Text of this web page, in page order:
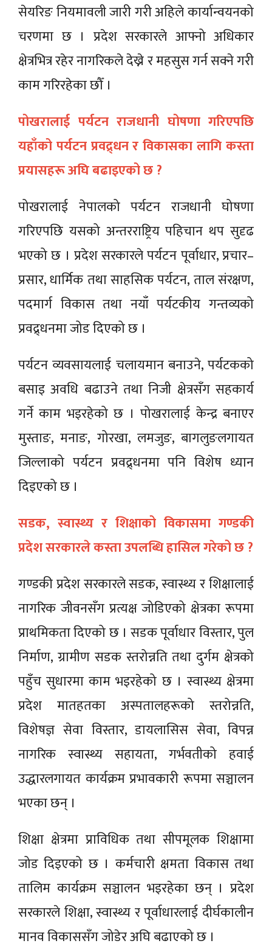
सेयरिङ नियमावली जारी गरी अहिले कार्यान्वयनको
चरणमा छ । प्रदेश सरकारले आफ्नो अधिकार
क्षेत्रभित्र रहेर नागरिकले देख्ने र महसुस गर्न सक्ने गरी
काम गरिरहेका छौँ ।
पोखरालाई पर्यटन राजधानी घोषणा गरिएपछि
यहाँको पर्यटन प्रवद्र्धन र विकासका लागि कस्ता
प्रयासहरू अघि बढाइएको छ ?
पोखरालाई नेपालको पर्यटन राजधानी घोषणा
गरिएपछि यसको अन्तरराष्ट्रिय पहिचान थप सुदृढ
भएको छ । प्रदेश सरकारले पर्यटन पूर्वाधार, प्रचार–
प्रसार, धार्मिक तथा साहसिक पर्यटन, ताल संरक्षण,
पदमार्ग विकास तथा नयाँ पर्यटकीय गन्तव्यको
प्रवद्र्धनमा जोड दिएको छ ।
पर्यटन व्यवसायलाई चलायमान बनाउने, पर्यटकको
बसाइ अवधि बढाउने तथा निजी क्षेत्रसँग सहकार्य
गर्ने काम भइरहेको छ । पोखरालाई केन्द्र बनाएर
मुस्ताङ, मनाङ, गोरखा, लमजुङ, बागलुङलगायत
जिल्लाको पर्यटन प्रवद्र्धनमा पनि विशेष ध्यान
दिइएको छ ।
सडक, स्वास्थ्य र शिक्षाको विकासमा गण्डकी
प्रदेश सरकारले कस्ता उपलब्धि हासिल गरेको छ ?
गण्डकी प्रदेश सरकारले सडक, स्वास्थ्य र शिक्षालाई
नागरिक जीवनसँग प्रत्यक्ष जोडिएको क्षेत्रका रूपमा
प्राथमिकता दिएको छ । सडक पूर्वाधार विस्तार, पुल
निर्माण, ग्रामीण सडक स्तरोन्नति तथा दुर्गम क्षेत्रको
पहुँच सुधारमा काम भइरहेको छ । स्वास्थ्य क्षेत्रमा
प्रदेश मातहतका अस्पतालहरूको स्तरोन्नति,
विशेषज्ञ सेवा विस्तार, डायलासिस सेवा, विपन्न
नागरिक स्वास्थ्य सहायता, गर्भवतीको हवाई
उद्धारलगायत कार्यक्रम प्रभावकारी रूपमा सञ्चालन
भएका छन् ।
शिक्षा क्षेत्रमा प्राविधिक तथा सीपमूलक शिक्षामा
जोड दिइएको छ । कर्मचारी क्षमता विकास तथा
तालिम कार्यक्रम सञ्चालन भइरहेका छन् । प्रदेश
सरकारले शिक्षा, स्वास्थ्य र पूर्वाधारलाई दीर्घकालीन
मानव विकाससँग जोडेर अघि बढाएको छ ।